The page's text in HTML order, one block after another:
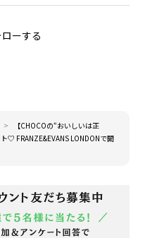
ーする
【CHOCOの“おいしいは正
♡ FRANZE&EVANS LONDONで開